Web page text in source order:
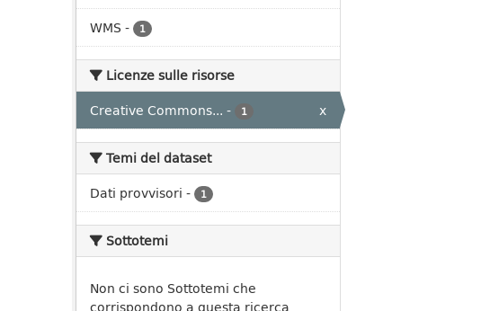
WMS - 1
Licenze sulle risorse
Creative Commons... - 1 x
Temi del dataset
Dati provvisori - 1
Sottotemi
Non ci sono Sottotemi che
corrispondono a questa ricerca